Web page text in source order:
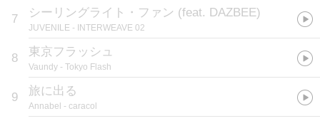
7 シーリングライト・ファン (feat. DAZBEE)
JUVENILE - INTERWEAVE 02
8 東京フラッシュ
Vaundy - Tokyo Flash
9 旅に出る
Annabel - caracol